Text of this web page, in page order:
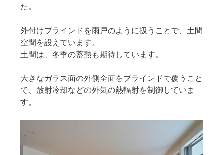
た。
外付けブラインドを雨戸のように扱うことで、土間
空間を設えています。
土間は、冬季の蓄熱も期待しています。
大きなガラス面の外側全面をブラインドで覆うこと
で、放射冷却などの外気の熱輻射を制御していま
す。